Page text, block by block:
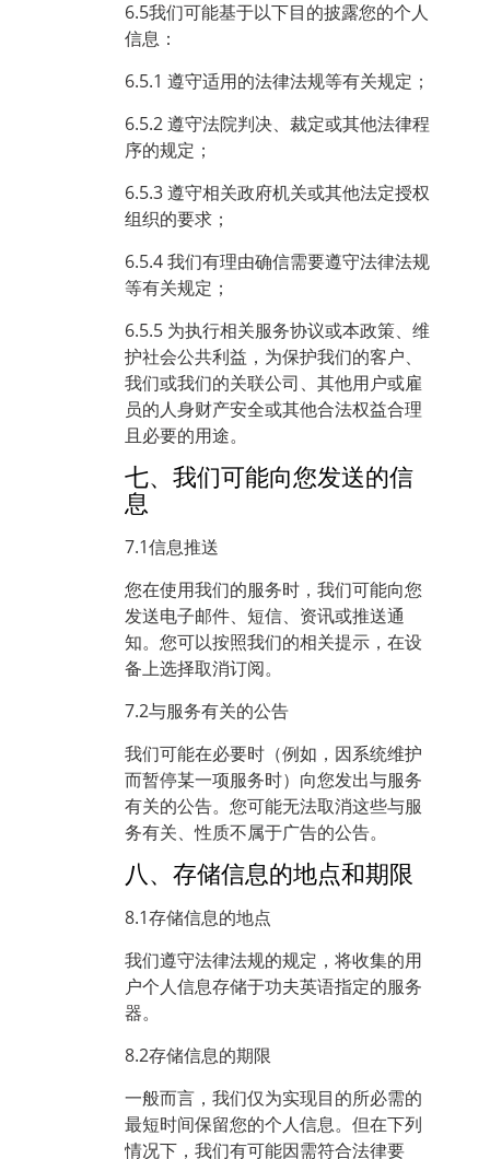
6.5我们可能基于以下目的披露您的个人
信息：
6.5.1 遵守适用的法律法规等有关规定；
6.5.2 遵守法院判决、裁定或其他法律程
序的规定；
6.5.3 遵守相关政府机关或其他法定授权
组织的要求；
6.5.4 我们有理由确信需要遵守法律法规
等有关规定；
6.5.5 为执行相关服务协议或本政策、维
护社会公共利益，为保护我们的客户、
我们或我们的关联公司、其他用户或雇
员的人身财产安全或其他合法权益合理
且必要的用途。
七、我们可能向您发送的信
息
7.1信息推送
您在使用我们的服务时，我们可能向您
发送电子邮件、短信、资讯或推送通
知。您可以按照我们的相关提示，在设
备上选择取消订阅。
7.2与服务有关的公告
我们可能在必要时（例如，因系统维护
而暂停某一项服务时）向您发出与服务
有关的公告。您可能无法取消这些与服
务有关、性质不属于广告的公告。
八、存储信息的地点和期限
8.1存储信息的地点
我们遵守法律法规的规定，将收集的用
户个人信息存储于功夫英语指定的服务
器。
8.2存储信息的期限
一般而言，我们仅为实现目的所必需的
最短时间保留您的个人信息。但在下列
情况下，我们有可能因需符合法律要